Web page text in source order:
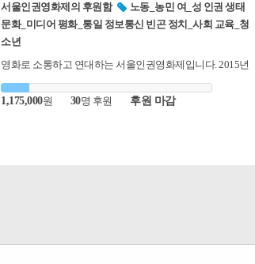
서울인권영화제의 후원함
노동_농민 여_성 인권 생태
문화_미디어 평화_통일 정보통신 빈곤 정치_사회 교육_청
소년
영화로 소통하고 연대하는 서울인권영화제입니다. 2015년
20회 서울인권영화제는 5월 15일-17일 서울 마로니에공원
+지하 다목적홀 에서 열립니다 서울인권영화제 함께 만들
1,175,000원 30명 후원 후원 마감